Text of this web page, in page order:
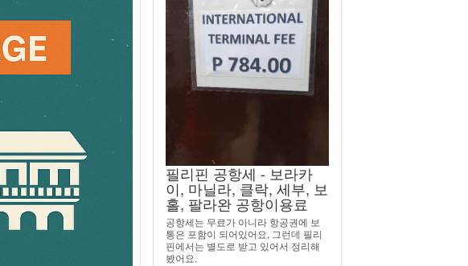
필리핀 공항세 - 보라카
이, 마닐라, 클락, 세부, 보
홀, 팔라완 공항이용료
공항세는 무료가 아니라 항공권에 보
통은 포함이 되어있어요, 그런데 필리
핀에서는 별도로 받고 있어서 정리해
봤어요.